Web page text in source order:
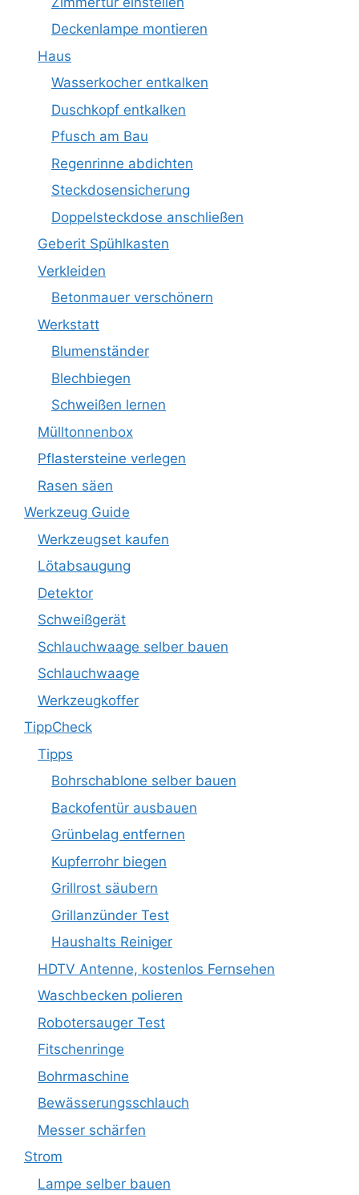
Deckenlampe montieren
Haus
Wasserkocher entkalken
Duschkopf entkalken
Pfusch am Bau
Regenrinne abdichten
Steckdosensicherung
Doppelsteckdose anschließen
Geberit Spühlkasten
Verkleiden
Betonmauer verschönern
Werkstatt
Blumenständer
Blechbiegen
Schweißen lernen
Mülltonnenbox
Pflastersteine verlegen
Rasen säen
Werkzeug Guide
Werkzeugset kaufen
Lötabsaugung
Detektor
Schweißgerät
Schlauchwaage selber bauen
Schlauchwaage
Werkzeugkoffer
TippCheck
Tipps
Bohrschablone selber bauen
Backofentür ausbauen
Grünbelag entfernen
Kupferrohr biegen
Grillrost säubern
Grillanzünder Test
Haushalts Reiniger
HDTV Antenne, kostenlos Fernsehen
Waschbecken polieren
Robotersauger Test
Fitschenringe
Bohrmaschine
Bewässerungsschlauch
Messer schärfen
Strom
Lampe selber bauen